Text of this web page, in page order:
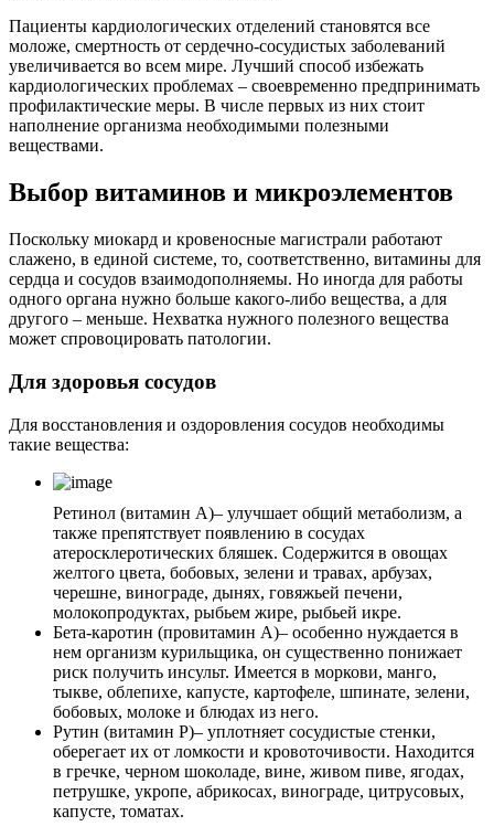
Пациенты кардиологических отделений становятся все
моложе, смертность от сердечно-сосудистых заболеваний
увеличивается во всем мире. Лучший способ избежать
кардиологических проблемах – своевременно предпринимать
профилактические меры. В числе первых из них стоит
наполнение организма необходимыми полезными
веществами.
Выбор витаминов и микроэлементов
Поскольку миокард и кровеносные магистрали работают
слажено, в единой системе, то, соответственно, витамины для
сердца и сосудов взаимодополняемы. Но иногда для работы
одного органа нужно больше какого-либо вещества, а для
другого – меньше. Нехватка нужного полезного вещества
может спровоцировать патологии.
Для здоровья сосудов
Для восстановления и оздоровления сосудов необходимы
такие вещества:
Ретинол (витамин А)– улучшает общий метаболизм, а
также препятствует появлению в сосудах
атеросклеротических бляшек. Содержится в овощах
желтого цвета, бобовых, зелени и травах, арбузах,
черешне, винограде, дынях, говяжьей печени,
молокопродуктах, рыбьем жире, рыбьей икре.
Бета-каротин (провитамин А)– особенно нуждается в
нем организм курильщика, он существенно понижает
риск получить инсульт. Имеется в моркови, манго,
тыкве, облепихе, капусте, картофеле, шпинате, зелени,
бобовых, молоке и блюдах из него.
Рутин (витамин Р)– уплотняет сосудистые стенки,
оберегает их от ломкости и кровоточивости. Находится
в гречке, черном шоколаде, вине, живом пиве, ягодах,
петрушке, укропе, абрикосах, винограде, цитрусовых,
капусте, томатах.